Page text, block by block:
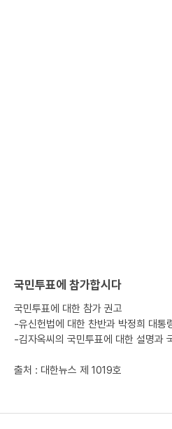
국민투표에 참가합시다
국민투표에 대한 참가 권고
-유신헌법에 대한 찬반과 박정희 대통
-김자옥씨의 국민투표에 대한 설명과
출처 : 대한뉴스 제 1019호